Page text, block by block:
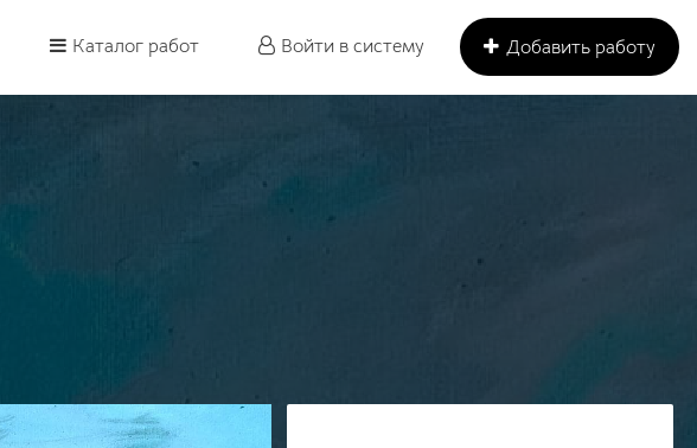
Добавить работу
Каталог работ Войти в систему